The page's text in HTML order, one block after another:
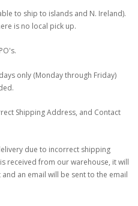
to ship to islands and N. Ireland).
is no local pick up.
only (Monday through Friday)
Shipping Address, and Contact
due to incorrect shipping
received from our warehouse, it will
an email will be sent to the email